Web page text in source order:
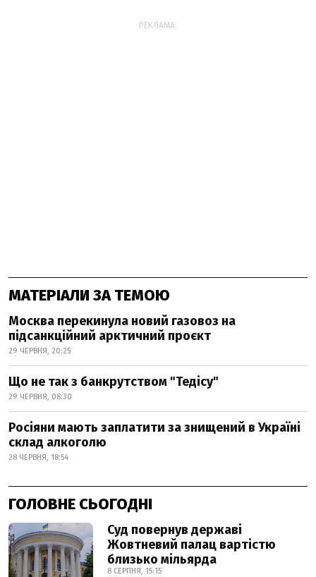
РЕКЛАМА:
МАТЕРІАЛИ ЗА ТЕМОЮ
Москва перекинула новий газовоз на
підсанкційний арктичний проєкт
29 ЧЕРВНЯ, 20:25
Що не так з банкрутством "Тедісу"
29 ЧЕРВНЯ, 08:30
Росіяни мають заплатити за знищений в Україні
склад алкоголю
28 ЧЕРВНЯ, 18:54
ГОЛОВНЕ СЬОГОДНІ
Суд повернув державі
Жовтневий палац вартістю
близько мільярда
8 СЕРПНЯ, 15:15